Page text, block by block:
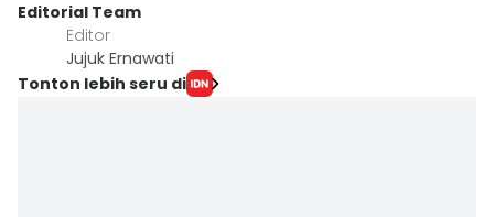
Editorial Team
Editor
Jujuk Ernawati
Tonton lebih seru di